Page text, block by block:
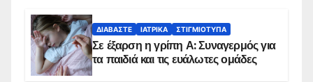
ΔΙΑΒΆΣΤΕ ΙΑΤΡΙΚΆ ΣΤΙΓΜΙΌΤΥΠΑ
Σε έξαρση η γρίπη Α: Συναγερμός για
τα παιδιά και τις ευάλωτες ομάδες